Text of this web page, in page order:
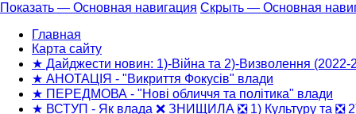
Основная
навигация
Показать — Основная навигация Скрыть — Основная
Главная
Карта сайту
★ Дайджести новин: 1)-Війна та 2)-Визволення (2022-
★ АНОТАЦІЯ - "Викриття Фокусів" влади
★ ПЕРЕДМОВА - "Нові обличчя та політика" влади
★ ВСТУП - Як влада ❌ ЗНИЩИЛА ❎ 1) Культуру та ❎